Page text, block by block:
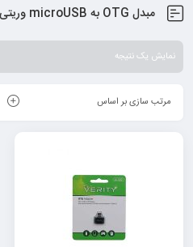
مبدل OTG به microUSB وریتی
نمایش یک نتیجه
مرتب سازی بر اساس